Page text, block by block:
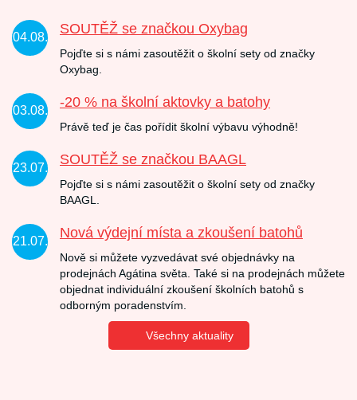
04.08.
SOUTĚŽ se značkou Oxybag
Pojďte si s námi zasoutěžit o školní sety od značky
Oxybag.
03.08.
-20 % na školní aktovky a batohy
Právě teď je čas pořídit školní výbavu výhodně!
23.07.
SOUTĚŽ se značkou BAAGL
Pojďte si s námi zasoutěžit o školní sety od značky
BAAGL.
21.07.
Nová výdejní místa a zkoušení batohů
Nově si můžete vyzvedávat své objednávky na
prodejnách Agátina světa. Také si na prodejnách můžete
objednat individuální zkoušení školních batohů s
odborným poradenstvím.
Všechny aktuality